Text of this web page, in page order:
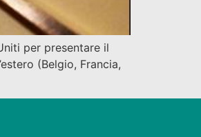
per presentare il
(Belgio, Francia,